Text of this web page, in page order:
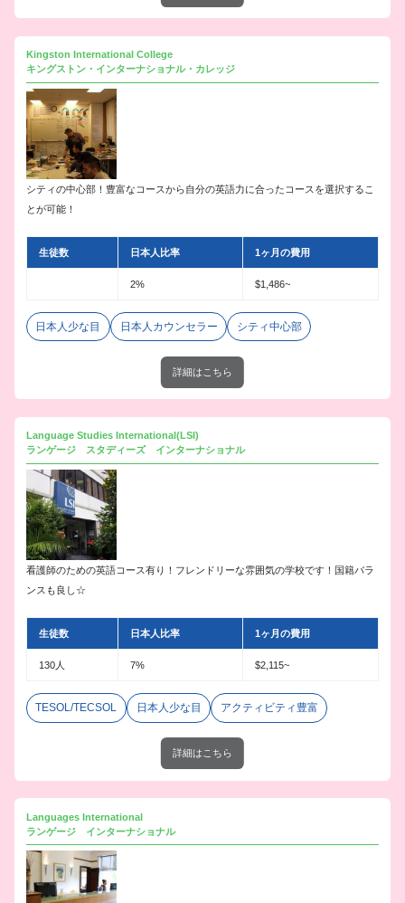
Kingston International College
キングストン・インターナショナル・カレッジ
シティの中心部！豊富なコースから自分の英語力に合ったコースを選択するこ
とが可能！
生徒数 日本人比率 1ヶ月の費用
2% $1,486~
日本人少な目 日本人カウンセラー シティ中心部
詳細はこちら
Language Studies International(LSI)
ランゲージ スタディーズ インターナショナル
看護師のための英語コース有り！フレンドリーな雰囲気の学校です！国籍バラ
ンスも良し☆
生徒数 日本人比率 1ヶ月の費用
130人 7% $2,115~
TESOL/TECSOL 日本人少な目 アクティビティ豊富
詳細はこちら
Languages International
ランゲージ インターナショナル